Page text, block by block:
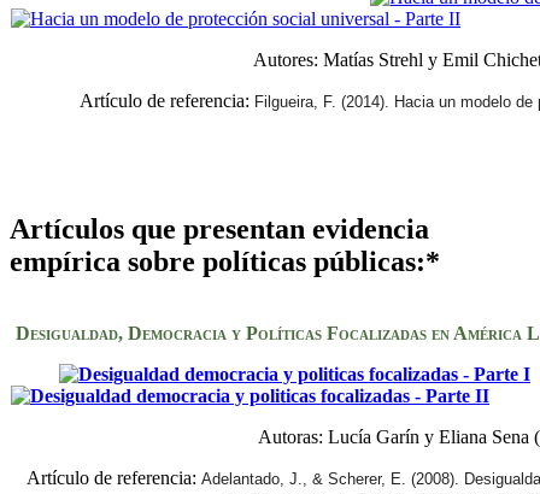
Autores: Matías Strehl y Emil
Artículo de referencia: Filgueira, F. (2014). Hacia un modelo
Artículos que presentan evidencia
empírica sobre políticas públicas:*
Desigualdad, Democracia y Políticas Focalizadas en América
Autoras: Lucía Garín y Eliana Sena
Artículo de referencia: Adelantado, J., & Scherer, E. (2008).